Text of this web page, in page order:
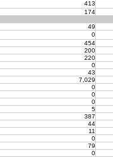
413
174
49
0
454
200
220
0
43
7,029
0
0
0
5
387
44
11
0
79
0